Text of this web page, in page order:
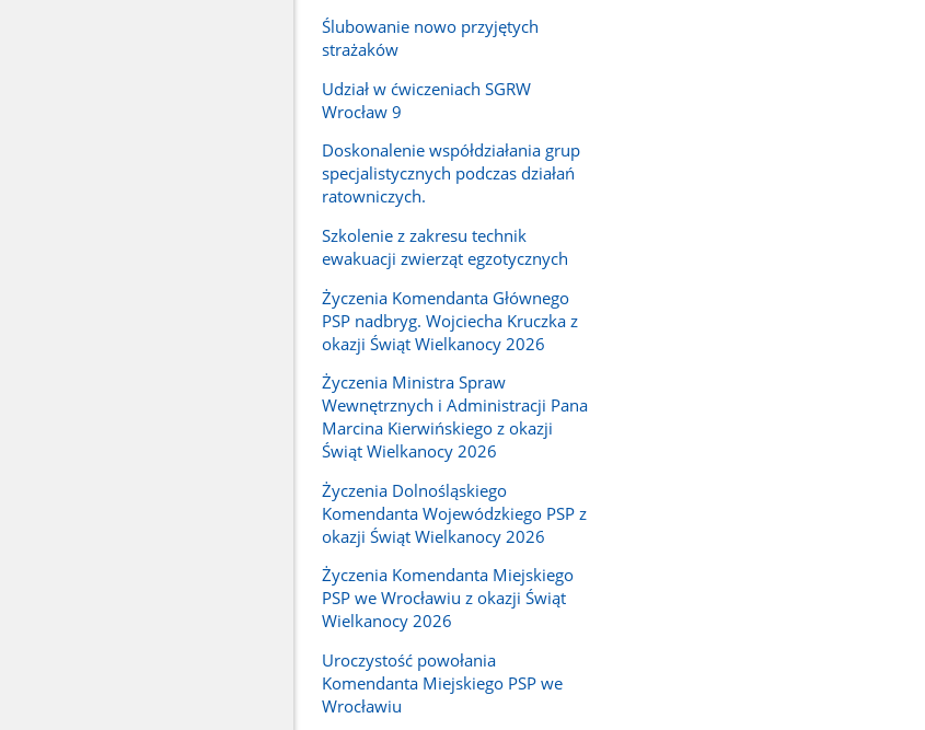
Ślubowanie nowo przyjętych
strażaków
Udział w ćwiczeniach SGRW
Wrocław 9
Doskonalenie współdziałania grup
specjalistycznych podczas działań
ratowniczych.
Szkolenie z zakresu technik
ewakuacji zwierząt egzotycznych
Życzenia Komendanta Głównego
PSP nadbryg. Wojciecha Kruczka z
okazji Świąt Wielkanocy 2026
Życzenia Ministra Spraw
Wewnętrznych i Administracji Pana
Marcina Kierwińskiego z okazji
Świąt Wielkanocy 2026
Życzenia Dolnośląskiego
Komendanta Wojewódzkiego PSP z
okazji Świąt Wielkanocy 2026
Życzenia Komendanta Miejskiego
PSP we Wrocławiu z okazji Świąt
Wielkanocy 2026
Uroczystość powołania
Komendanta Miejskiego PSP we
Wrocławiu